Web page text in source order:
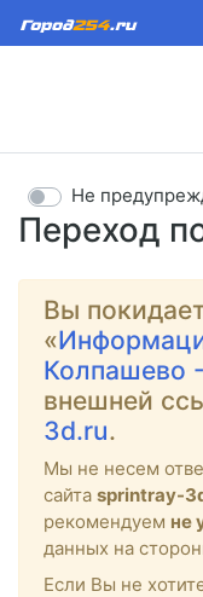
Переход
Не
Вы
«
Колпашево
внешней
3d.ru.
Мы не несем
сайта sprintray-
рекомендуем не
данных на
Если Вы не